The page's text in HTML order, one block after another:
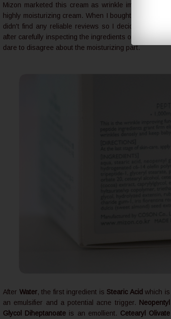
Mizon marketed this cream as wrinkle improving and
highly moisturizing cream. When I bought this cream I
didn't find any reliable reviews so I decided to risk it
after carefully inspecting the ingredients on
dare to disagree about the moisturizing part.
After Water, the first ingredient isStearic Acid which is
an emulsifier and a potential acne trigger.
Neopentyl
Glycol Diheptanoate is an emollient. Cetearyl Olivate